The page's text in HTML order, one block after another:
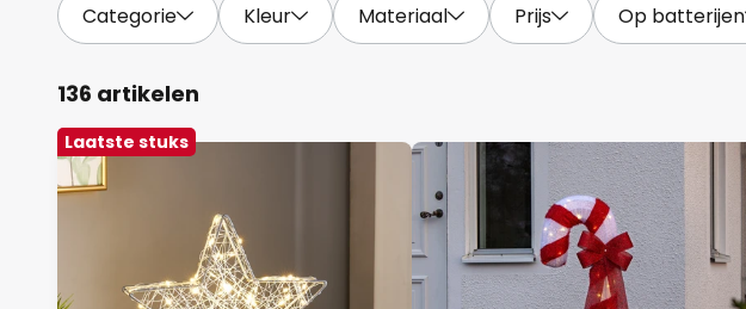
Categorie Kleur Materiaal Prijs Op batterijen
136 artikelen
Laatste stuks